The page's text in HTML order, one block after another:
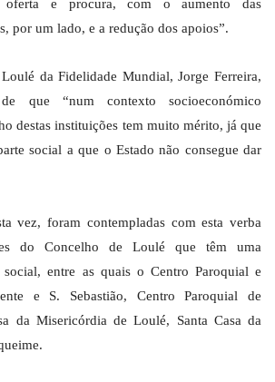
oferta e procura, com o aumento das
por um lado, e a redução dos apoios”.
da Fidelidade Mundial, Jorge Ferreira,
que “num contexto socioeconómico
destas instituições tem muito mérito, já que
social a que o Estado não consegue dar
vez, foram contempladas com esta verba
do Concelho de Loulé que têm uma
social, entre as quais o Centro Paroquial e
e S. Sebastião, Centro Paroquial de
da Misericórdia de Loulé, Santa Casa da